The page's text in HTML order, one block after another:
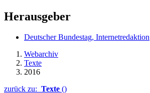
Herausgeber
Deutscher Bundestag, Internetredaktion
Webarchiv
Texte
2016
zurück zu: Texte ()